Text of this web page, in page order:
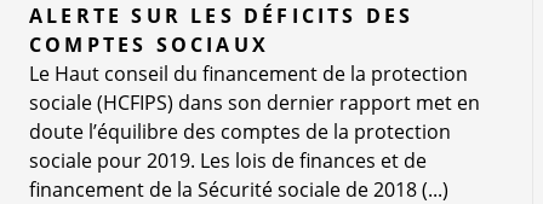
ALERTE SUR LES DÉFICITS DES
COMPTES SOCIAUX
Le Haut conseil du financement de la protection
sociale (HCFIPS) dans son dernier rapport met en
doute l’équilibre des comptes de la protection
sociale pour 2019. Les lois de finances et de
financement de la Sécurité sociale de 2018 (...)